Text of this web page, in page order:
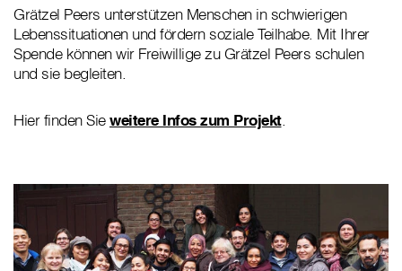
Grätzel Peers unterstützen Menschen in schwierigen
Lebenssituationen und fördern soziale Teilhabe. Mit Ihrer
Spende können wir Freiwillige zu Grätzel Peers schulen
und sie begleiten.
Hier finden Sieweitere Infos zum Projekt.